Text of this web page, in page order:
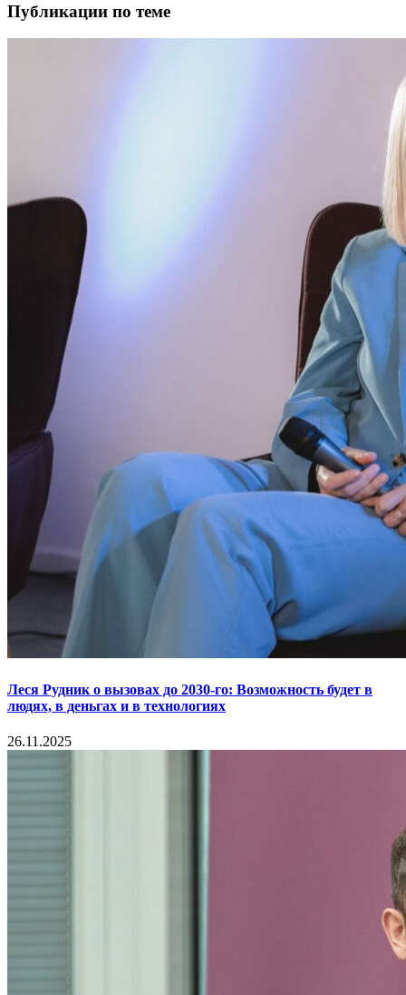
Публикации по теме
Леся Рудник о вызовах до 2030-го: Возможность будет в
людях, в деньгах и в технологиях
26.11.2025